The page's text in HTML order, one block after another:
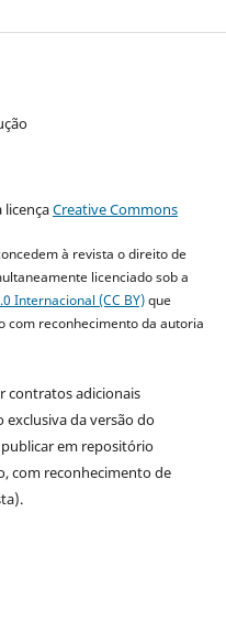
licençaCreative Commons
à revista o direito de
licenciado sob a
Internacional (CC BY)que
com reconhecimento da autoria
contratos adicionais
da versão do
em repositório
com reconhecimento de